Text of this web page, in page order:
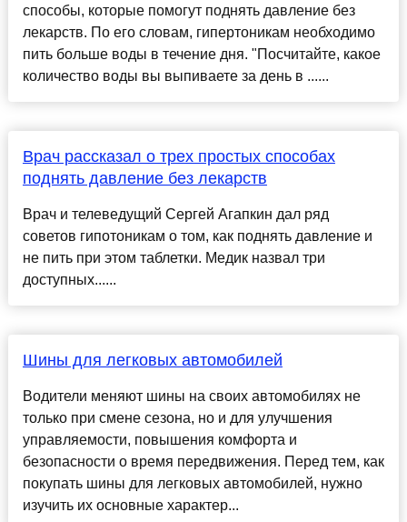
способы, которые помогут поднять давление без
лекарств. По его словам, гипертоникам необходимо
пить больше воды в течение дня. "Посчитайте, какое
количество воды вы выпиваете за день в ......
Врач рассказал о трех простых способах
поднять давление без лекарств
Врач и телеведущий Сергей Агапкин дал ряд
советов гипотоникам о том, как поднять давление и
не пить при этом таблетки. Медик назвал три
доступных......
Шины для легковых автомобилей
Водители меняют шины на своих автомобилях не
только при смене сезона, но и для улучшения
управляемости, повышения комфорта и
безопасности о время передвижения. Перед тем, как
покупать шины для легковых автомобилей, нужно
изучить их основные характер...